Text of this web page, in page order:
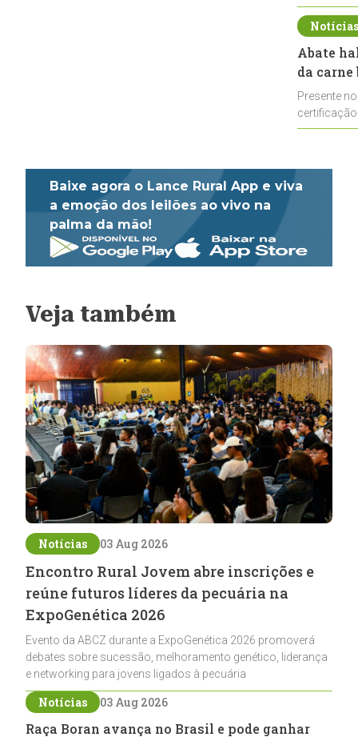
de leite cru
Abate
da
Presente
Baixe agora o Lance Rural App e viva
a emoção dos leilões ao vivo na
palma da mão!
Veja também
Notícias 03 Aug 2026
Encontro Rural Jovem abre inscrições e
reúne futuros líderes da pecuária na
ExpoGenética 2026
Evento da ABCZ durante a ExpoGenética 2026 promoverá
debates sobre sucessão, melhoramento genético, liderança
e networking para jovens ligados à pecuária
Notícias 03 Aug 2026
Raça Boran avança no Brasil e pode ganhar